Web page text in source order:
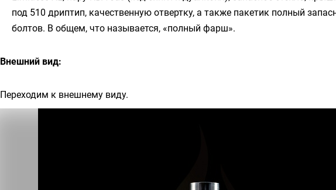
под 510 дриптип, качественную отвертку, а также пакетик полный
болтов. В общем, что называется, «полный фарш».
Внешний вид:
Переходим к внешнему виду.